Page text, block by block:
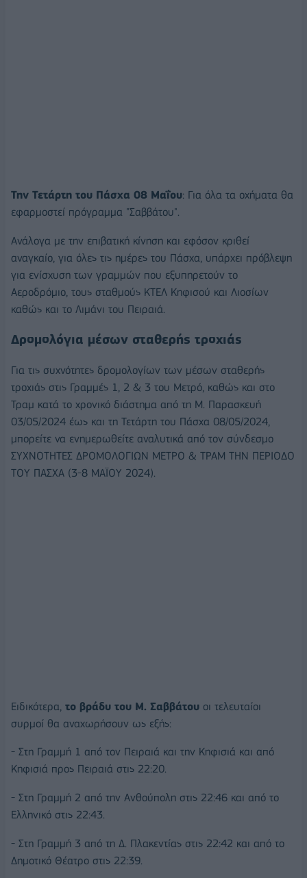
Την Τετάρτη του Πάσχα 08 Μαΐου: Για όλα τα οχήματα θα
εφαρμοστεί πρόγραμμα "Σαββάτου".
Ανάλογα με την επιβατική κίνηση και εφόσον κριθεί
αναγκαίο, για όλες τις ημέρες του Πάσχα, υπάρχει πρόβλεψη
για ενίσχυση των γραμμών που εξυπηρετούν το
Αεροδρόμιο, τους σταθμούς ΚΤΕΛ Κηφισού και Λιοσίων
καθώς και το Λιμάνι του Πειραιά.
Δρομολόγια μέσων σταθερής τροχιάς
Για τις συχνότητες δρομολογίων των μέσων σταθερής
τροχιάς στις Γραμμές 1, 2 & 3 του Μετρό, καθώς και στο
Τραμ κατά το χρονικό διάστημα από τη Μ. Παρασκευή
03/05/2024 έως και τη Τετάρτη του Πάσχα 08/05/2024,
μπορείτε να ενημερωθείτε αναλυτικά από τον σύνδεσμο
ΣΥΧΝΟΤΗΤΕΣ ΔΡΟΜΟΛΟΓΙΩΝ ΜΕΤΡΟ & ΤΡΑΜ ΤΗΝ ΠΕΡΙΟΔΟ
ΤΟΥ ΠΑΣΧΑ (3-8 ΜΑΪΟΥ 2024).
Ειδικότερα, το βράδυ του Μ. Σαββάτου οι τελευταίοι
συρμοί θα αναχωρήσουν ως εξής:
- Στη Γραμμή 1 από τον Πειραιά και την Κηφισιά και από
Κηφισιά προς Πειραιά στις 22:20.
- Στη Γραμμή 2 από την Ανθούπολη στις 22:46 και από το
Ελληνικό στις 22:43.
- Στη Γραμμή 3 από τη Δ. Πλακεντίας στις 22:42 και από το
Δημοτικό Θέατρο στις 22:39.